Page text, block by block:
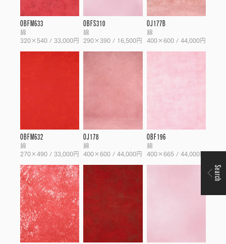
OBFM633
綿
320×540 / 33,000円
OBFS310
綿
290×390 / 16,500円
OJ177B
綿
400×600 / 44,000円
OBFM632
綿
270×490 / 33,000円
OJ178
綿
400×600 / 44,000円
OBF196
綿
400×665 / 44,000円
Search